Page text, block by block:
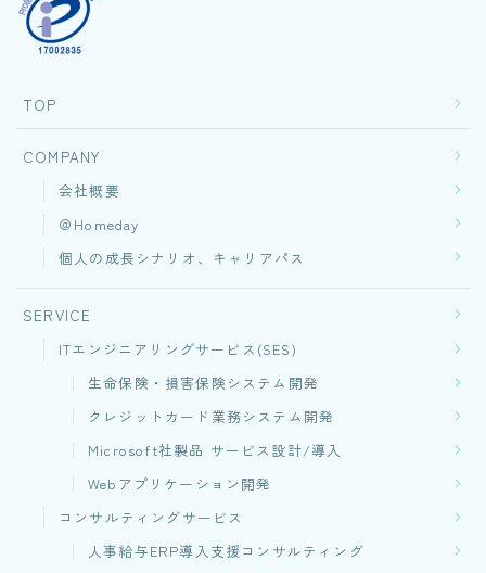
TOP
COMPANY
会社概要
＠Homeday
個人の成長シナリオ、キャリアパス
SERVICE
ITエンジニアリングサービス(SES)
生命保険・損害保険システム開発​
クレジットカード業務システム開発
Microsoft社製品 サービス設計/導入
Webアプリケーション開発​
コンサルティングサービス
人事給与ERP導入支援コンサルティング